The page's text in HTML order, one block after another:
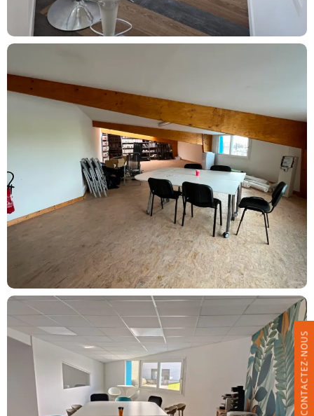
CONTACTEZ-NOUS